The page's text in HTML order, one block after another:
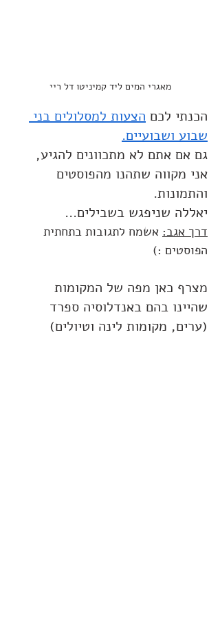
מאגרי המים ליד קמיניטו דל ריי
הכנתי לכם הצעות למסלולים בני
שבוע ושבועיים.
גם אם אתם לא מתכוונים להגיע,
אני מקווה שתהנו מהפוסטים
והתמונות.
יאללה שניפגש בשבילים...
דרך אגב: אשמח לתגובות בתחתית
הפוסטים :)
מצרף כאן מפה של המקומות
שהיינו בהם באנדלוסיה ספרד
(ערים, מקומות לינה וטיולים)